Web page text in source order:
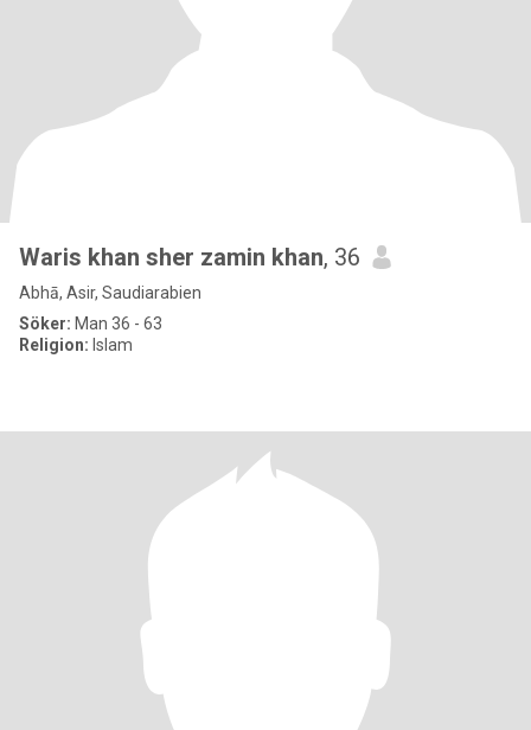
Waris khan sher zamin khan, 36
Abhā, Asir, Saudiarabien
Söker: Man 36 - 63
Religion: Islam